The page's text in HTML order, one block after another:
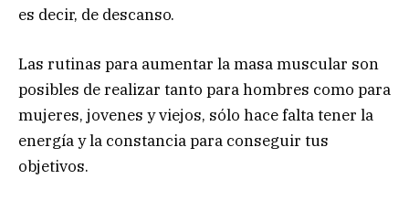
es decir, de descanso.
Las rutinas para aumentar la masa muscular son
posibles de realizar tanto para hombres como para
mujeres, jovenes y viejos, sólo hace falta tener la
energía y la constancia para conseguir tus
objetivos.